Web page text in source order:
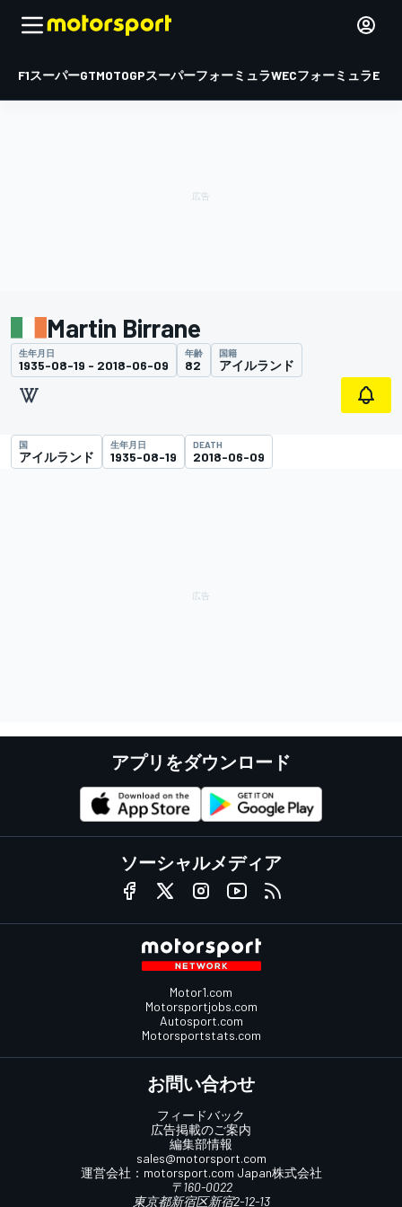
F1スーパーGTMOTOGPスーパーフォーミュラWECフォーミュラE
Martin Birrane
生年月日
1935-08-19 - 2018-06-09
年齢
82
国籍
アイルランド
国
アイルランド
生年月日
1935-08-19
DEATH
2018-06-09
アプリをダウンロード
ソーシャルメディア
Motor1.com
Motorsportjobs.com
Autosport.com
Motorsportstats.com
お問い合わせ
フィードバック
広告掲載のご案内
編集部情報
sales@motorsport.com
運営会社： motorsport.com Japan株式会社
〒160-0022
東京都新宿区新宿2-12-13